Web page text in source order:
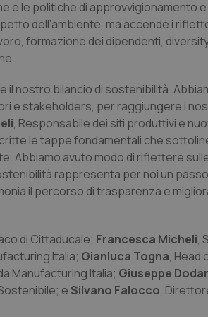
le politiche di approvvigionamento e
dell’ambiente, ma accende i
formazione dei dipendenti,
il nostro bilancio di sostenibilità.
e stakeholders, per raggiungere i
, Responsabile dei siti produttivi e
le tappe fondamentali che
Abbiamo avuto modo di riflettere
rappresenta per noi un
il percorso di trasparenza e
di Cittaducale; Francesca Micheli,
Italia; Gianluca Togna, Head
Manufacturing Italia; Giuseppe
e Silvano Falocco,